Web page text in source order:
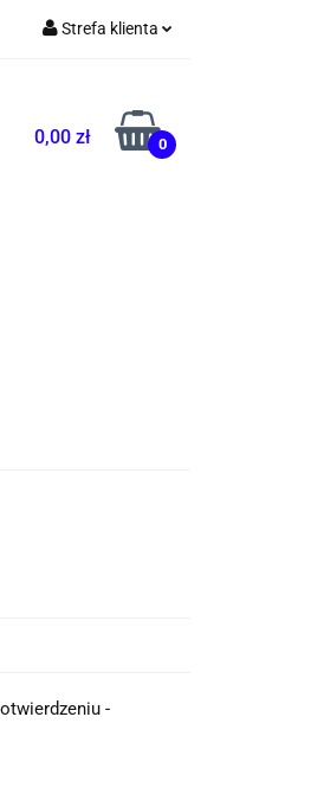
Strefa klienta
Zarejestruj się
Dodaj zgłoszenie
0,00 zł 0
-